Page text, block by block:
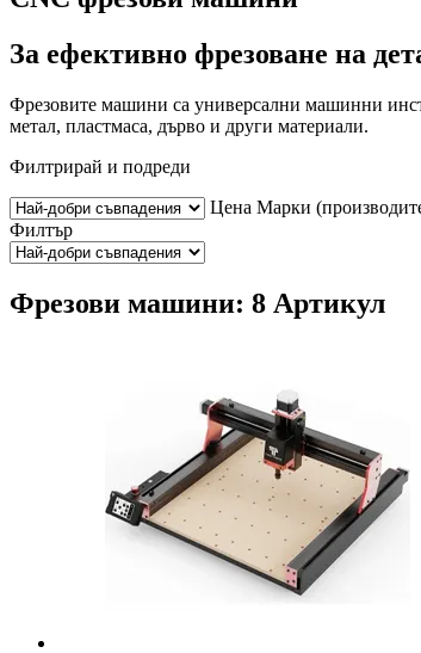
За ефективно фрезоване на
Фрезовите машини са универсални машинни
метал, пластмаса, дърво и други материали.
Филтрирай и подреди
Цена Марки
Филтър
Фрезови машини: 8 Артикул